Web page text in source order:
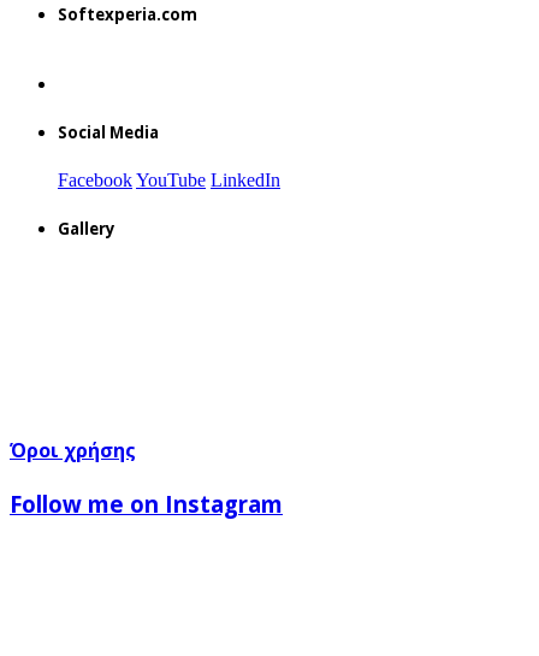
Softexperia.com
Social Media
FacebookYouTube LinkedIn
Gallery
Όροι χρήσης
Follow me on Instagram